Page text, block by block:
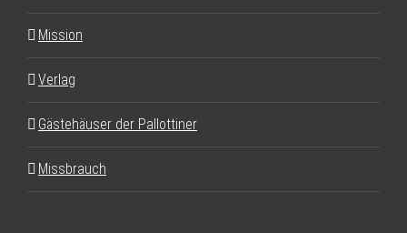
Mission
Verlag
Gästehäuser der Pallottiner
Missbrauch